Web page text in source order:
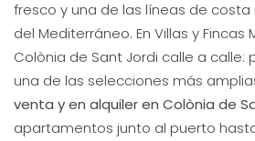
fresco y una de las líneas de
del Mediterráneo. En Villas y
Colònia de Sant Jordi calle a calle:
una de las selecciones más
venta y en alquiler en Colònia de
apartamentos junto al puerto